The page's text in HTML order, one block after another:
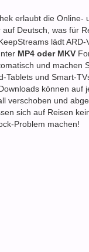
erlaubt die Online-
auf Deutsch, was für
lädt ARD-
MP4 oder MKV
und machen
Tablets und Smart-
können auf
verschoben und
sich auf Reisen
Problem machen!